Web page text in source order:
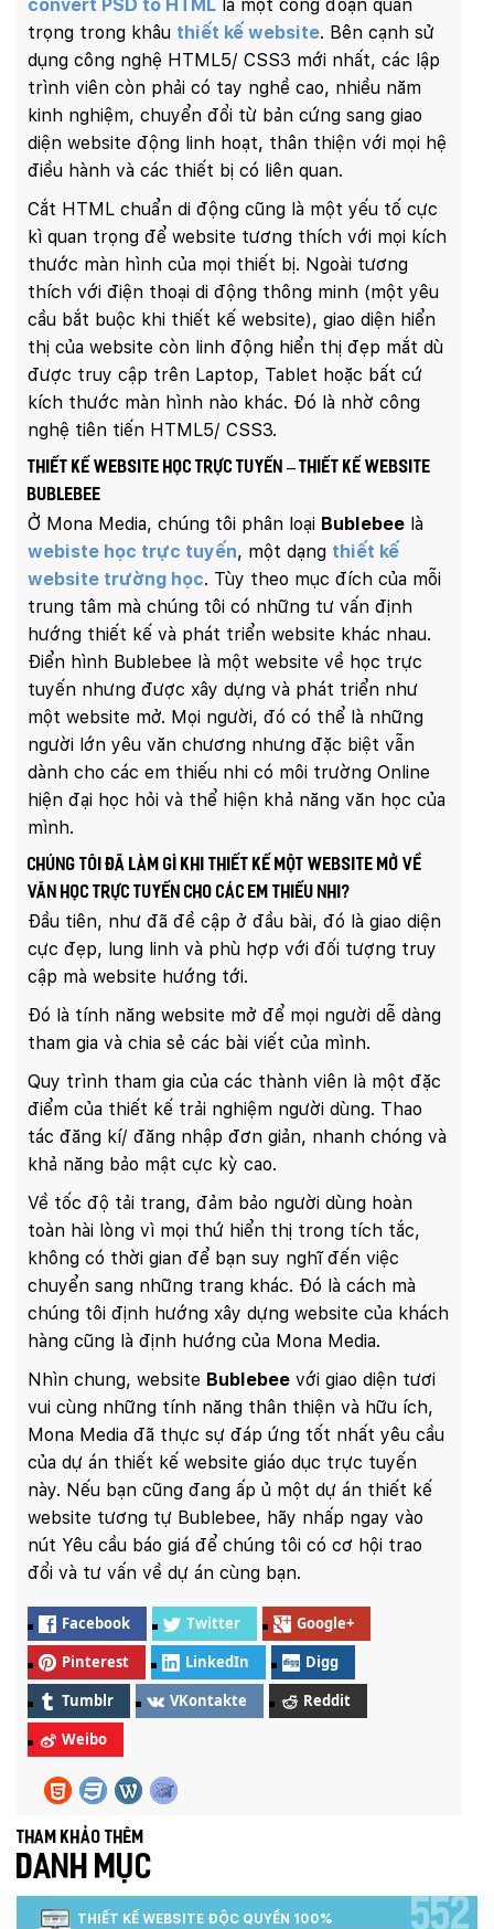
convert PSD to HTML là một công đoạn quan
trọng trong khâu thiết kế website. Bên cạnh sử
dụng công nghệ HTML5/ CSS3 mới nhất, các lập
trình viên còn phải có tay nghề cao, nhiều năm
kinh nghiệm, chuyển đổi từ bản cứng sang giao
diện website động linh hoạt, thân thiện với mọi hệ
điều hành và các thiết bị có liên quan.
Cắt HTML chuẩn di động cũng là một yếu tố cực
kì quan trọng để website tương thích với mọi kích
thước màn hình của mọi thiết bị. Ngoài tương
thích với điện thoại di động thông minh (một yêu
cầu bắt buộc khi thiết kế website), giao diện hiển
thị của website còn linh động hiển thị đẹp mắt dù
được truy cập trên Laptop, Tablet hoặc bất cứ
kích thước màn hình nào khác. Đó là nhờ công
nghệ tiên tiến HTML5/ CSS3.
Thiết kế website học trực tuyến – Thiết kế website
Bublebee
Ở Mona Media, chúng tôi phân loại Bublebee là
webiste học trực tuyến, một dạng thiết kế
website trường học. Tùy theo mục đích của mỗi
trung tâm mà chúng tôi có những tư vấn định
hướng thiết kế và phát triển website khác nhau.
Điển hình Bublebee là một website về học trực
tuyến nhưng được xây dựng và phát triển như
một website mở. Mọi người, đó có thể là những
người lớn yêu văn chương nhưng đặc biệt vẫn
dành cho các em thiếu nhi có môi trường Online
hiện đại học hỏi và thể hiện khả năng văn học của
mình.
Chúng tôi đã làm gì khi thiết kế một website mở về
văn học trực tuyến cho các em thiếu nhi?
Đầu tiên, như đã đề cập ở đầu bài, đó là giao diện
cực đẹp, lung linh và phù hợp với đối tượng truy
cập mà website hướng tới.
Đó là tính năng website mở để mọi người dễ dàng
tham gia và chia sẻ các bài viết của mình.
Quy trình tham gia của các thành viên là một đặc
điểm của thiết kế trải nghiệm người dùng. Thao
tác đăng kí/ đăng nhập đơn giản, nhanh chóng và
khả năng bảo mật cực kỳ cao.
Về tốc độ tải trang, đảm bảo người dùng hoàn
toàn hài lòng vì mọi thứ hiển thị trong tích tắc,
không có thời gian để bạn suy nghĩ đến việc
chuyển sang những trang khác. Đó là cách mà
chúng tôi định hướng xây dựng website của khách
hàng cũng là định hướng của Mona Media.
Nhìn chung, website Bublebee với giao diện tươi
vui cùng những tính năng thân thiện và hữu ích,
Mona Media đã thực sự đáp ứng tốt nhất yêu cầu
của dự án thiết kế website giáo dục trực tuyến
này. Nếu bạn cũng đang ấp ủ một dự án thiết kế
website tương tự Bublebee, hãy nhấp ngay vào
nút Yêu cầu báo giá để chúng tôi có cơ hội trao
đổi và tư vấn về dự án cùng bạn.
Facebook Twitter
Google+
Pinterest
LinkedIn
Digg
Tumblr
VKontakte
Reddit
Weibo
Tham khảo thêm
DANH MỤC
THIẾT KẾ WEBSITE ĐỘC QUYỀN 100% 552